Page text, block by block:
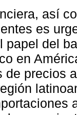
así
es
papel del
en
de precios